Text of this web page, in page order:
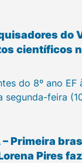
do
científicos
do 8º ano EF
segunda-feira
– Primeira
Pires